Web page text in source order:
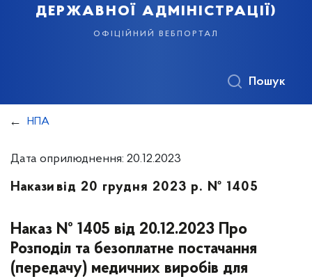
державної адміністрації)
офіційний вебпортал
Пошук
НПА
Дата оприлюднення: 20.12.2023
Накази від 20 грудня 2023 р. № 1405
Наказ № 1405 від 20.12.2023 Про
Розподіл та безоплатне постачання
(передачу) медичних виробів для